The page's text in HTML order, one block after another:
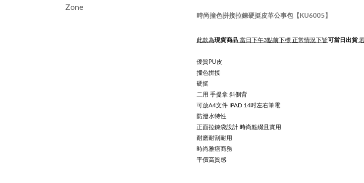
Zone
時尚撞色拼接拉鍊硬挺皮革公事包【KU6005】
此款為現貨商品 當日下午3點前下標 正常情況下皆可當日出貨
優質PU皮
撞色拼接
硬挺
二用 手提拿 斜側背
可放A4文件 IPAD 14吋左右筆電
防潑水特性
正面拉鍊袋設計 時尚點綴且實用
耐磨耐刮耐用
時尚雅痞商務
平價高質感